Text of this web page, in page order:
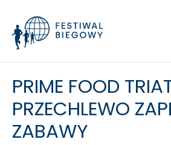
PRIME FOOD
PRZECHLEWO
ZABAWY